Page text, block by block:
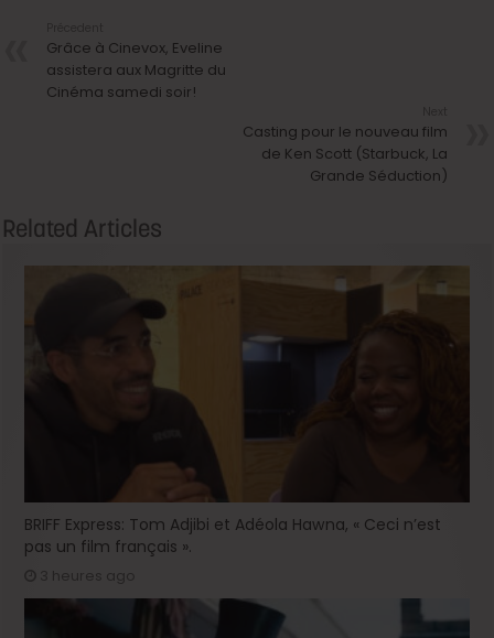
Grâce à Cinevox, Eveline
assistera aux Magritte du
Cinéma samedi soir!
Casting pour le nouveau film
de Ken Scott (Starbuck, La
Grande Séduction)
Related Articles
BRIFF Express: Tom Adjibi et Adéola Hawna, « Ceci n’est
pas un film français ».
3 heures ago